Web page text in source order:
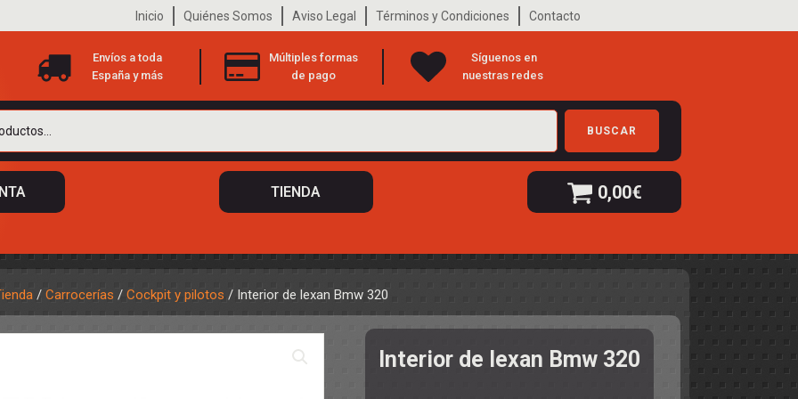
Inicio Quiénes Somos Aviso Legal Términos y Condiciones Contacto
Envíos a toda
España y más
Múltiples formas
de pago
Síguenos en
nuestras redes
BUSCAR
TIENDA 0,00€
/ Carrocerías / Cockpit y pilotos / Interior de lexan Bmw 320
Interior de lexan Bmw 320